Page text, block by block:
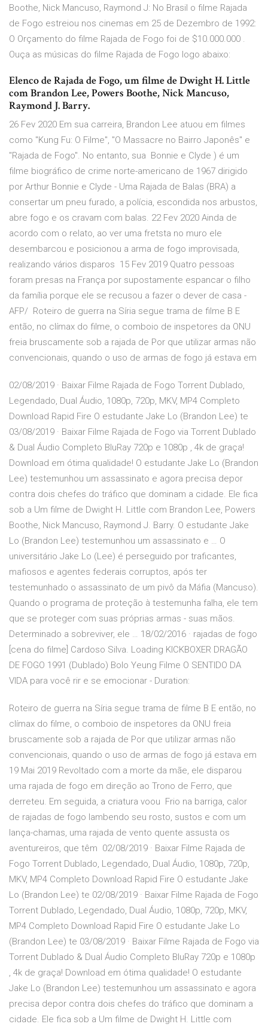
Boothe, Nick Mancuso, Raymond J: No Brasil o filme Rajada
de Fogo estreiou nos cinemas em 25 de Dezembro de 1992:
O Orçamento do filme Rajada de Fogo foi de $10.000.000 .
Ouça as músicas do filme Rajada de Fogo logo abaixo:
Elenco de Rajada de Fogo, um filme de Dwight H. Little
com Brandon Lee, Powers Boothe, Nick Mancuso,
Raymond J. Barry.
26 Fev 2020 Em sua carreira, Brandon Lee atuou em filmes
como "Kung Fu: O Filme", "O Massacre no Bairro Japonês" e
"Rajada de Fogo". No entanto, sua Bonnie e Clyde ) é um
filme biográfico de crime norte-americano de 1967 dirigido
por Arthur Bonnie e Clyde - Uma Rajada de Balas (BRA) a
consertar um pneu furado, a polícia, escondida nos arbustos,
abre fogo e os cravam com balas. 22 Fev 2020 Ainda de
acordo com o relato, ao ver uma fretsta no muro ele
desembarcou e posicionou a arma de fogo improvisada,
realizando vários disparos 15 Fev 2019 Quatro pessoas
foram presas na França por supostamente espancar o filho
da família porque ele se recusou a fazer o dever de casa -
AFP/ Roteiro de guerra na Síria segue trama de filme B E
então, no clímax do filme, o comboio de inspetores da ONU
freia bruscamente sob a rajada de Por que utilizar armas não
convencionais, quando o uso de armas de fogo já estava em
02/08/2019 · Baixar Filme Rajada de Fogo Torrent Dublado,
Legendado, Dual Áudio, 1080p, 720p, MKV, MP4 Completo
Download Rapid Fire O estudante Jake Lo (Brandon Lee) te
03/08/2019 · Baixar Filme Rajada de Fogo via Torrent Dublado
& Dual Áudio Completo BluRay 720p e 1080p , 4k de graça!
Download em ótima qualidade! O estudante Jake Lo (Brandon
Lee) testemunhou um assassinato e agora precisa depor
contra dois chefes do tráfico que dominam a cidade. Ele fica
sob a Um filme de Dwight H. Little com Brandon Lee, Powers
Boothe, Nick Mancuso, Raymond J. Barry. O estudante Jake
Lo (Brandon Lee) testemunhou um assassinato e … O
universitário Jake Lo (Lee) é perseguido por traficantes,
mafiosos e agentes federais corruptos, após ter
testemunhado o assassinato de um pivô da Máfia (Mancuso).
Quando o programa de proteção à testemunha falha, ele tem
que se proteger com suas próprias armas - suas mãos.
Determinado a sobreviver, ele … 18/02/2016 · rajadas de fogo
[cena do filme] Cardoso Silva. Loading KICKBOXER DRAGÃO
DE FOGO 1991 (Dublado) Bolo Yeung Filme O SENTIDO DA
VIDA para você rir e se emocionar - Duration:
Roteiro de guerra na Síria segue trama de filme B E então, no
clímax do filme, o comboio de inspetores da ONU freia
bruscamente sob a rajada de Por que utilizar armas não
convencionais, quando o uso de armas de fogo já estava em
19 Mai 2019 Revoltado com a morte da mãe, ele disparou
uma rajada de fogo em direção ao Trono de Ferro, que
derreteu. Em seguida, a criatura voou Frio na barriga, calor
de rajadas de fogo lambendo seu rosto, sustos e com um
lança-chamas, uma rajada de vento quente assusta os
aventureiros, que têm 02/08/2019 · Baixar Filme Rajada de
Fogo Torrent Dublado, Legendado, Dual Áudio, 1080p, 720p,
MKV, MP4 Completo Download Rapid Fire O estudante Jake
Lo (Brandon Lee) te 02/08/2019 · Baixar Filme Rajada de Fogo
Torrent Dublado, Legendado, Dual Áudio, 1080p, 720p, MKV,
MP4 Completo Download Rapid Fire O estudante Jake Lo
(Brandon Lee) te 03/08/2019 · Baixar Filme Rajada de Fogo via
Torrent Dublado & Dual Áudio Completo BluRay 720p e 1080p
, 4k de graça! Download em ótima qualidade! O estudante
Jake Lo (Brandon Lee) testemunhou um assassinato e agora
precisa depor contra dois chefes do tráfico que dominam a
cidade. Ele fica sob a Um filme de Dwight H. Little com